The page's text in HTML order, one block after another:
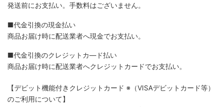
発送前にお支払い。手数料はございません。
■代金引換の現金払い
商品お届け時に配送業者へ現金でお支払い。
■代金引換のクレジットカ―ド払い
商品お届け時に配送業者へクレジットカードでお支払い。
【デビット機能付きクレジットカード ※（VISAデビットカード等）
のご利用について】